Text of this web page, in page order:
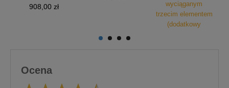
Cena
908,00 zł
wyciąganym
trzecim elementem
(dodatkowy
Ocena